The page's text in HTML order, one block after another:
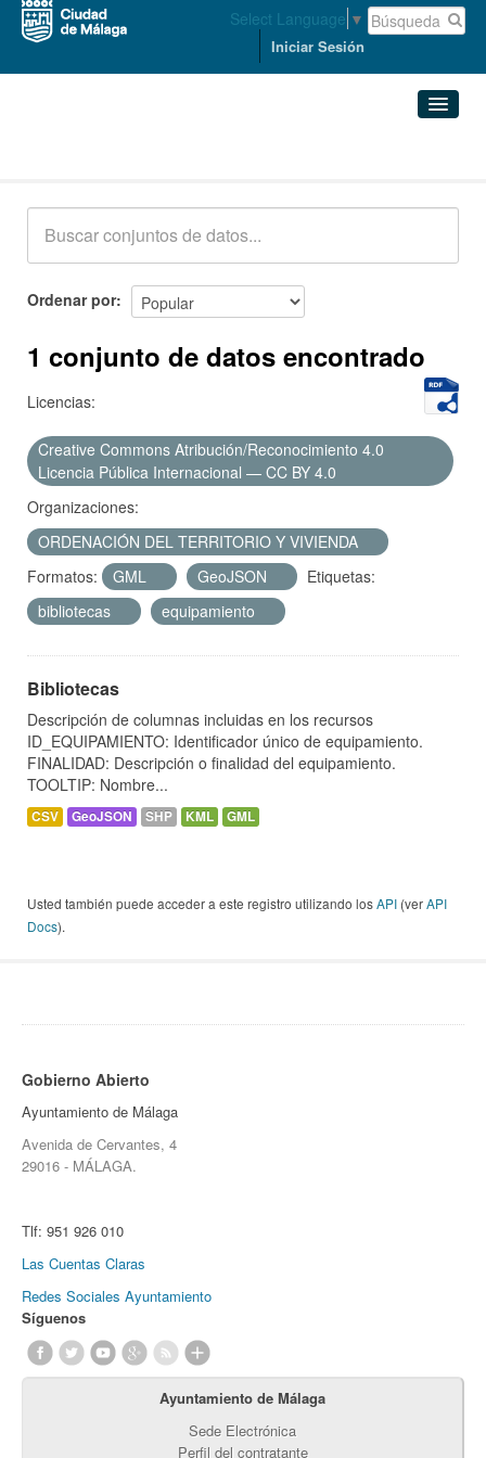
Select Language ▼
Iniciar Sesión
Acerca de
Ordenar por
1 conjunto de datos encontrado
Licencias:
Creative Commons Atribución/Reconocimiento 4.0
Licencia Pública Internacional — CC BY 4.0
Organizaciones:
ORDENACIÓN DEL TERRITORIO Y VIVIENDA
Formatos:
GML GeoJSON
Etiquetas:
bibliotecas
equipamiento
Bibliotecas
Descripción de columnas incluidas en los recursos
ID_EQUIPAMIENTO: Identificador único de equipamiento.
FINALIDAD: Descripción o finalidad del equipamiento.
TOOLTIP: Nombre...
CSV GeoJSON SHP KML GML
Usted también puede acceder a este registro utilizando losAPI (verAPI
Docs).
Gobierno Abierto
Ayuntamiento de Málaga
Avenida de Cervantes, 4
29016 - MÁLAGA.
Tlf: 951 926 010
Las Cuentas Claras
Redes Sociales Ayuntamiento
Síguenos
Ayuntamiento de Málaga
Sede Electrónica
Perfil del contratante